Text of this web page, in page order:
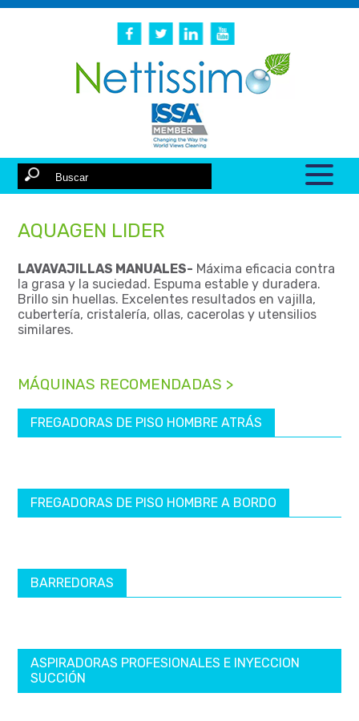
AQUAGEN LIDER
LAVAVAJILLAS MANUALES- Máxima eficacia contra
la grasa y la suciedad. Espuma estable y duradera.
Brillo sin huellas. Excelentes resultados en vajilla,
cubertería, cristalería, ollas, cacerolas y utensilios
similares.
MÁQUINAS RECOMENDADAS >
FREGADORAS DE PISO HOMBRE ATRÁS
FREGADORAS DE PISO HOMBRE A BORDO
BARREDORAS
ASPIRADORAS PROFESIONALES E INYECCION
SUCCIÓN